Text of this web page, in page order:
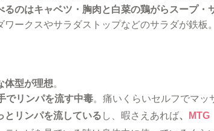
るのはキャベツ・胸肉と白菜の鶏がらスープ・
ワークスやサラダストップなどのサラダが鉄板。
体型が理想。
でリンパを流す中毒。痛いくらいセルフでマッ
とリンパを流している し、暇さえあれば、